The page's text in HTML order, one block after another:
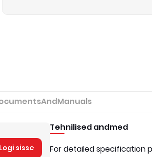
Logi sisse
Tehnilised andmed
For detailed specification